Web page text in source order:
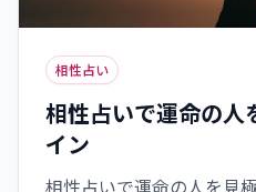
相性占い
相性占いで運命の人
イン
相性占いで運命の人を見